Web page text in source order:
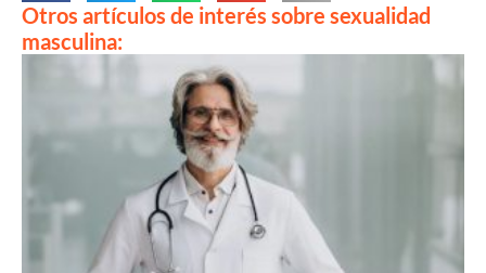
Otros artículos de interés sobre sexualidad
masculina: